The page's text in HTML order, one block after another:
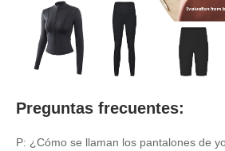
Preguntas frecuentes:
P: ¿Cómo se llaman los pantalones de